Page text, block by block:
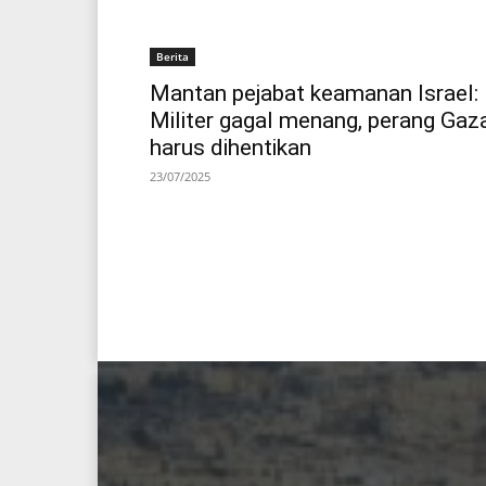
Berita
Mantan pejabat keamanan Israel:
Militer gagal menang, perang
harus dihentikan
23/07/2025